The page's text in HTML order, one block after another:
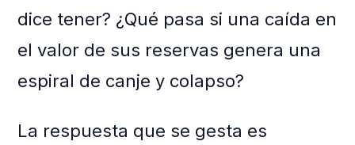
dice tener? ¿Qué pasa si una caída en
el valor de sus reservas genera una
espiral de canje y colapso?
La respuesta que se gesta es